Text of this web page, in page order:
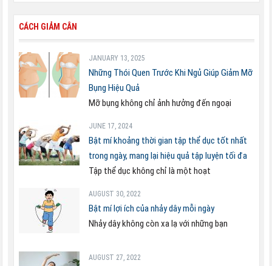
CÁCH GIẢM CÂN
JANUARY 13, 2025
Những Thói Quen Trước Khi Ngủ Giúp Giảm Mỡ
Bụng Hiệu Quả
Mỡ bụng không chỉ ảnh hưởng đến ngoại
JUNE 17, 2024
Bật mí khoảng thời gian tập thể dục tốt nhất
trong ngày, mang lại hiệu quả tập luyện tối đa
Tập thể dục không chỉ là một hoạt
AUGUST 30, 2022
Bật mí lợi ích của nhảy dây mỗi ngày
Nhảy dây không còn xa lạ với những bạn
AUGUST 27, 2022